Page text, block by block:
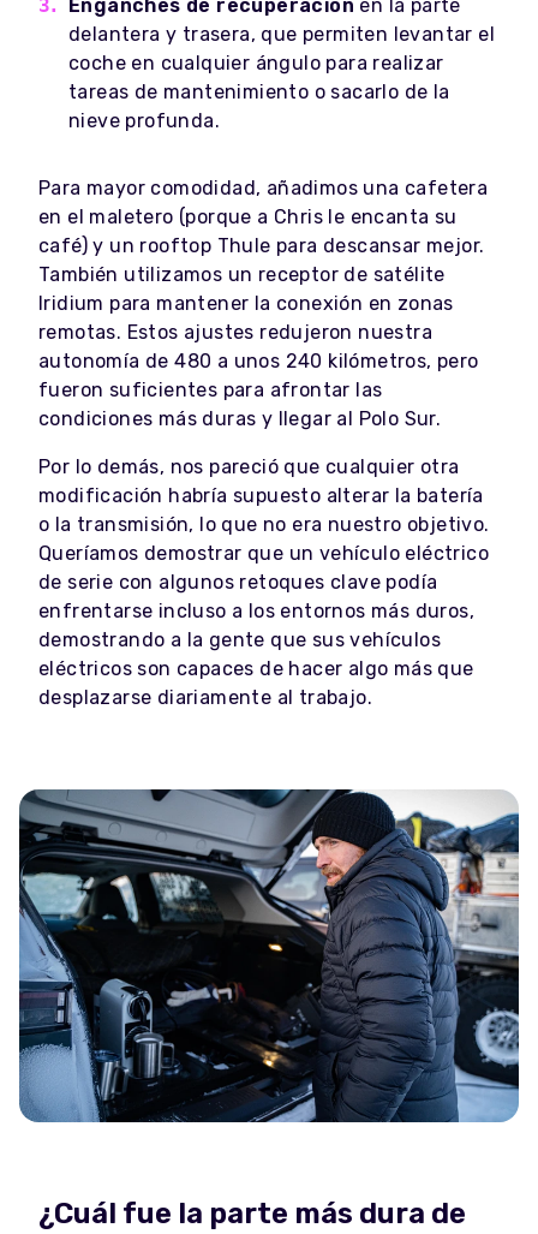
Enganches de recuperación en la parte
delantera y trasera, que permiten levantar el
coche en cualquier ángulo para realizar
tareas de mantenimiento o sacarlo de la
nieve profunda.
Para mayor comodidad, añadimos una cafetera
en el maletero (porque a Chris le encanta su
café) y un rooftop Thule para descansar mejor.
También utilizamos un receptor de satélite
Iridium para mantener la conexión en zonas
remotas. Estos ajustes redujeron nuestra
autonomía de 480 a unos 240 kilómetros, pero
fueron suficientes para afrontar las
condiciones más duras y llegar al Polo Sur.
Por lo demás, nos pareció que cualquier otra
modificación habría supuesto alterar la batería
o la transmisión, lo que no era nuestro objetivo.
Queríamos demostrar que un vehículo eléctrico
de serie con algunos retoques clave podía
enfrentarse incluso a los entornos más duros,
demostrando a la gente que sus vehículos
eléctricos son capaces de hacer algo más que
desplazarse diariamente al trabajo.
¿Cuál fue la parte más dura de